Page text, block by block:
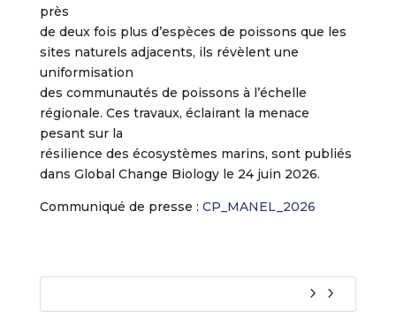
près
de deux fois plus d’espèces de poissons que les
sites naturels adjacents, ils révèlent une
uniformisation
des communautés de poissons à l’échelle
régionale. Ces travaux, éclairant la menace
pesant sur la
résilience des écosystèmes marins, sont publiés
dans Global Change Biology le 24 juin 2026.
Communiqué de presse : CP_MANEL_2026